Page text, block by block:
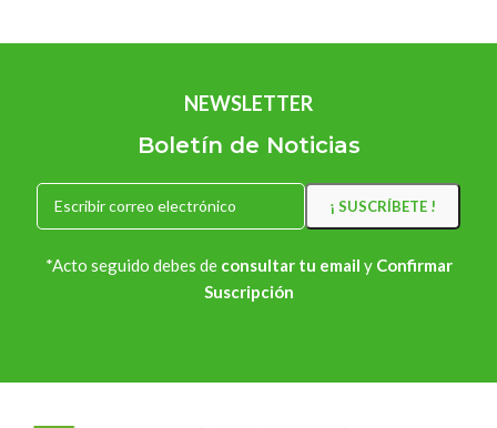
NEWSLETTER
Boletín de Noticias
*Acto seguido debes de consultar tu email y Confirmar
Suscripción